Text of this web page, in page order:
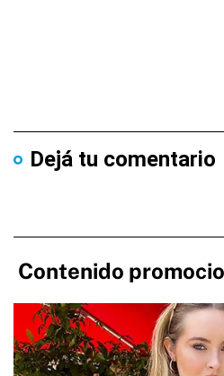
Dejá tu comentario